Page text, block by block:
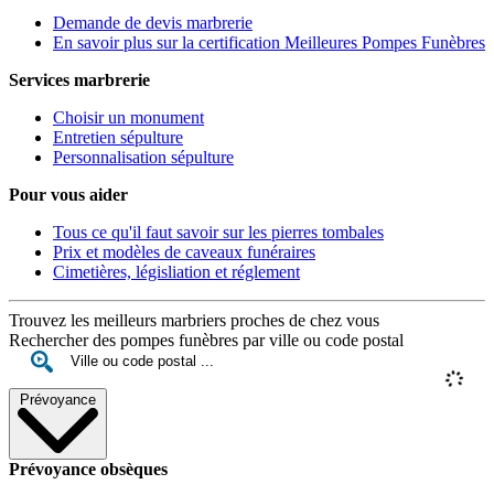
Demande de devis marbrerie
En savoir plus sur la certification Meilleures Pompes Funèbres
Services marbrerie
Choisir un monument
Entretien sépulture
Personnalisation sépulture
Pour vous aider
Tous ce qu'il faut savoir sur les pierres tombales
Prix et modèles de caveaux funéraires
Cimetières, législiation et réglement
Trouvez les meilleurs marbriers proches de chez vous
Rechercher des pompes funèbres par ville ou code postal
Prévoyance
Prévoyance obsèques